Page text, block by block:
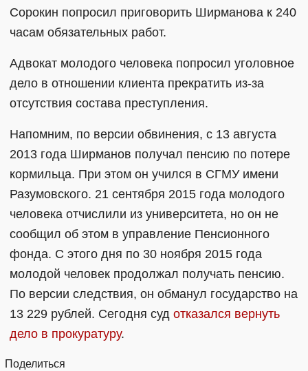
Сорокин попросил приговорить Ширманова к 240
часам обязательных работ.
Адвокат молодого человека попросил уголовное
дело в отношении клиента прекратить из-за
отсутствия состава преступления.
Напомним, по версии обвинения, с 13 августа
2013 года Ширманов получал пенсию по потере
кормильца. При этом он учился в СГМУ имени
Разумовского. 21 сентября 2015 года молодого
человека отчислили из университета, но он не
сообщил об этом в управление Пенсионного
фонда. С этого дня по 30 ноября 2015 года
молодой человек продолжал получать пенсию.
По версии следствия, он обманул государство на
13 229 рублей. Сегодня суд отказался вернуть
дело в прокуратуру.
Поделиться